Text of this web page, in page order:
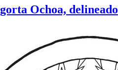
Ochoa, delineado